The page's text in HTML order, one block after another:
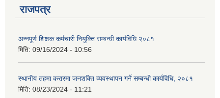
राजपत्र
अन्नपूर्ण शिक्षक कर्मचारी नियुक्ति सम्बन्धी कार्यविधि २०८१
मिति: 09/16/2024 - 10:56
स्थानीय तहमा करारमा जनशक्ति व्यवस्थापन गर्ने सम्बन्धी कार्यविधि, २०८१
मिति: 08/23/2024 - 11:21